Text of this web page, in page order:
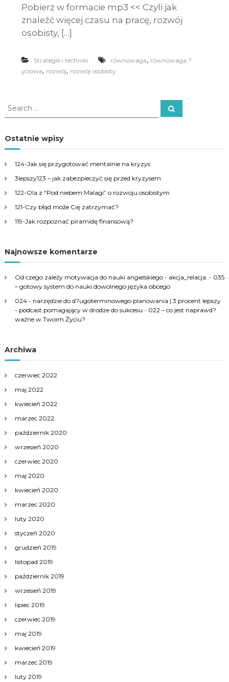
Pobierz w formacie mp3 << Czyli jak
znaleźć więcej czasu na pracę, rozwój
osobisty, […]
Strategie i techniki równowaga, równowaga ?
yciowa, rozwój, rozwój osobisty
S
r
c
f
o
r
S
e
Ostatnie wpisy
124-Jak się przygotować mentalnie na kryzys
3lepszy123 – jak zabezpieczyć się przed kryzysem
122-Ola z “Pod niebem Malagi” o rozwoju osobistym
121-Czy błąd może Cię zatrzymać?
119-Jak rozpoznać piramidę finansową?
Najnowsze komentarze
Od czego zależy motywacja do nauki angielskiego - akcja_relacja. - 035
– gotowy system do nauki dowolnego języka obcego
024 - narzędzie do d?ugoterminowego planowania | 3 procent lepszy
- podcast pomagający w drodze do sukcesu - 022 – co jest naprawd?
ważne w Twoim Życiu?
Archiwa
czerwiec 2022
maj 2022
kwiecień 2022
marzec 2022
październik 2020
wrzesień 2020
czerwiec 2020
maj 2020
kwiecień 2020
marzec 2020
luty 2020
styczeń 2020
grudzień 2019
listopad 2019
październik 2019
wrzesień 2019
lipiec 2019
czerwiec 2019
maj 2019
kwiecień 2019
marzec 2019
luty 2019